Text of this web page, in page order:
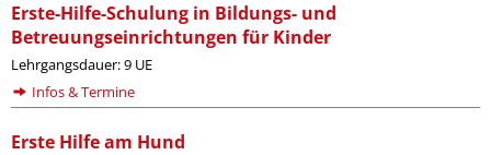
Erste-Hilfe-Schulung in Bildungs- und
Betreuungseinrichtungen für Kinder
Lehrgangsdauer: 9 UE
Infos & Termine
Erste Hilfe am Hund